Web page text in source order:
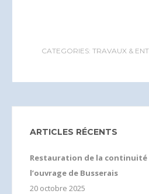
CATEGORIES: TRAVAUX &
ARTICLES RÉCENTS
Restauration de la
l’ouvrage de Busserais
20 octobre 2025